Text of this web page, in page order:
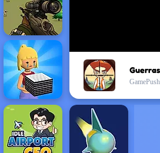
GamePush